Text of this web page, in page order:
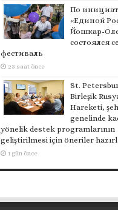
По
«Единой
Йошкар-
состоялся
фестиваль
23 saat önce
St.
Birleşik
Hareketi,
genelinde
yönelik destek programlarının
geliştirilmesi için öneriler
1 gün önce